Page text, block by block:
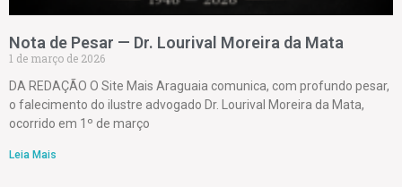
Nota de Pesar — Dr. Lourival Moreira da Mata
1 de março de 2026
DA REDAÇÃO O Site Mais Araguaia comunica, com profundo pesar,
o falecimento do ilustre advogado Dr. Lourival Moreira da Mata,
ocorrido em 1º de março
Leia Mais